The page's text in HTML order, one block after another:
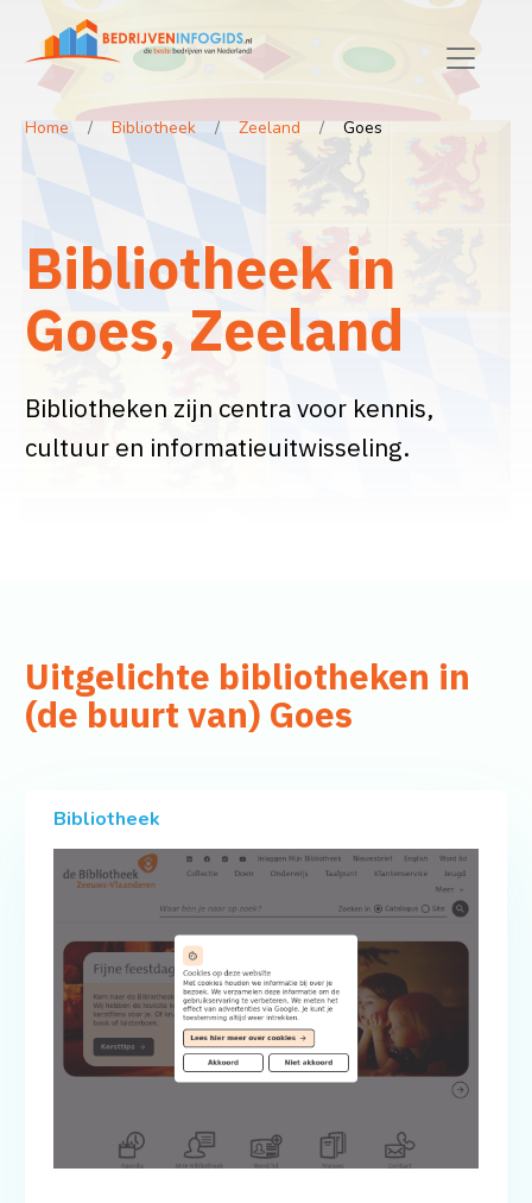
Home Bibliotheek Zeeland Goes
Bibliotheek in
Goes, Zeeland
Bibliotheken zijn centra voor kennis,
cultuur en informatieuitwisseling.
Uitgelichte bibliotheken in
(de buurt van) Goes
Bibliotheek